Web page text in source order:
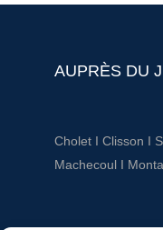
AUPRÈS DU
CholetI Clisson I
Machecoul I